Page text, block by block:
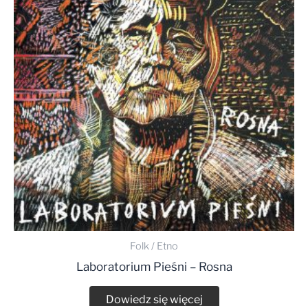
Folk / Etno
Laboratorium Pieśni – Rosna
Dowiedz się więcej